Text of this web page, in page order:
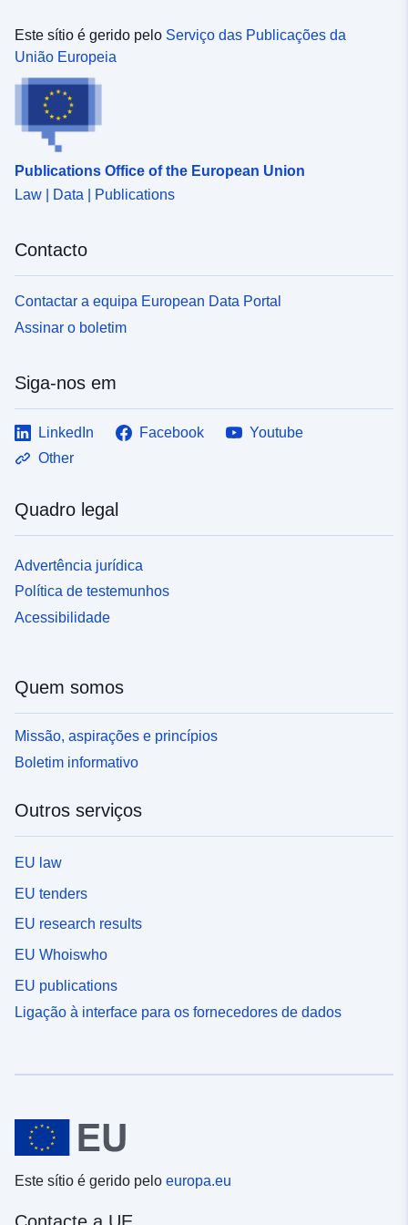
Este sítio é gerido pelo Serviço das Publicações da
União Europeia
Publications Office of the European Union
Law | Data | Publications
Contacto
Contactar a equipa European Data Portal
Assinar o boletim
Siga-nos em
LinkedIn Facebook
Youtube
Other
Quadro legal
Advertência jurídica
Política de testemunhos
Acessibilidade
Quem somos
Missão, aspirações e princípios
Boletim informativo
Outros serviços
EU law
EU tenders
EU research results
EU Whoiswho
EU publications
Ligação à interface para os fornecedores de dados
Este sítio é gerido pelo europa.eu